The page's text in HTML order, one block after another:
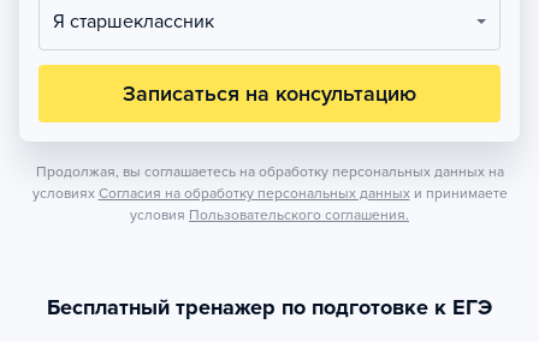
Я старшеклассник
Записаться на консультацию
Продолжая, вы соглашаетесь на обработку персональных данных на
условиях Согласия на обработку персональных данных и принимаете
условия Пользовательского соглашения.
Бесплатный тренажер по подготовке к ЕГЭ